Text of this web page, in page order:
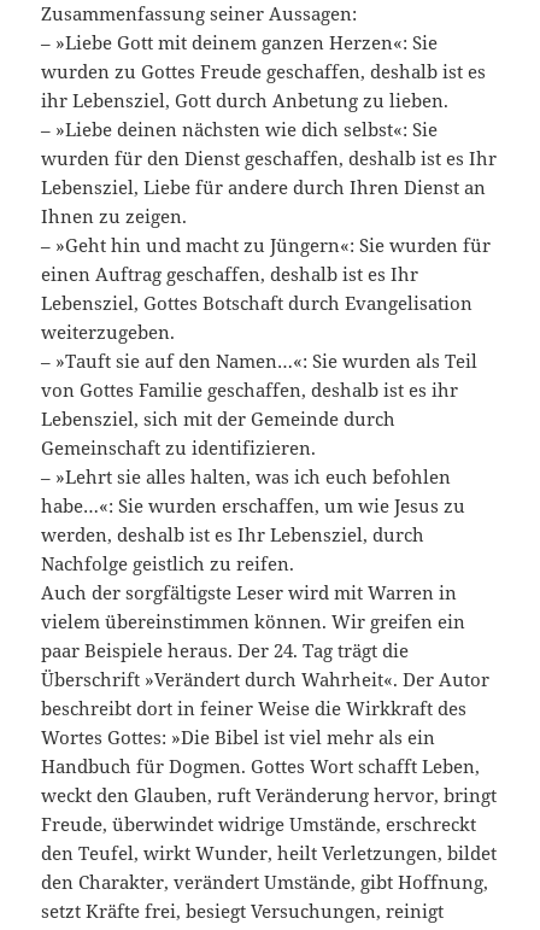
Zusammenfassung seiner Aussagen:
– »Liebe Gott mit deinem ganzen Herzen«: Sie
wurden zu Gottes Freude geschaffen, deshalb ist es
ihr Lebensziel, Gott durch Anbetung zu lieben.
– »Liebe deinen nächsten wie dich selbst«: Sie
wurden für den Dienst geschaffen, deshalb ist es Ihr
Lebensziel, Liebe für andere durch Ihren Dienst an
Ihnen zu zeigen.
– »Geht hin und macht zu Jüngern«: Sie wurden für
einen Auftrag geschaffen, deshalb ist es Ihr
Lebensziel, Gottes Botschaft durch Evangelisation
weiterzugeben.
– »Tauft sie auf den Namen…«: Sie wurden als Teil
von Gottes Familie geschaffen, deshalb ist es ihr
Lebensziel, sich mit der Gemeinde durch
Gemeinschaft zu identifizieren.
– »Lehrt sie alles halten, was ich euch befohlen
habe…«: Sie wurden erschaffen, um wie Jesus zu
werden, deshalb ist es Ihr Lebensziel, durch
Nachfolge geistlich zu reifen.
Auch der sorgfältigste Leser wird mit Warren in
vielem übereinstimmen können. Wir greifen ein
paar Beispiele heraus. Der 24. Tag trägt die
Überschrift »Verändert durch Wahrheit«. Der Autor
beschreibt dort in feiner Weise die Wirkkraft des
Wortes Gottes: »Die Bibel ist viel mehr als ein
Handbuch für Dogmen. Gottes Wort schafft Leben,
weckt den Glauben, ruft Veränderung hervor, bringt
Freude, überwindet widrige Umstände, erschreckt
den Teufel, wirkt Wunder, heilt Verletzungen, bildet
den Charakter, verändert Umstände, gibt Hoffnung,
setzt Kräfte frei, besiegt Versuchungen, reinigt